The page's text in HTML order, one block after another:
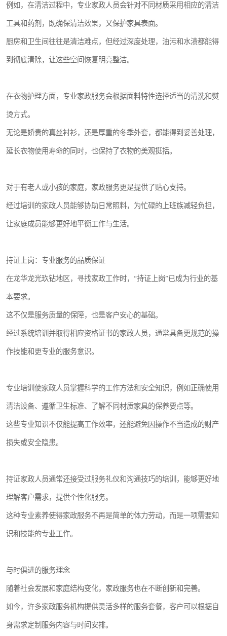
例如，在清洁过程中，专业家政人员会针对不同材质采用相应的清洁
工具和药剂，既确保清洁效果，又保护家具表面。
厨房和卫生间往往是清洁难点，但经过深度处理，油污和水渍都能得
到彻底清除，让这些空间恢复明亮整洁。
在衣物护理方面，专业家政服务会根据面料特性选择适当的清洗和熨
烫方式。
无论是娇贵的真丝衬衫，还是厚重的冬季外套，都能得到妥善处理，
延长衣物使用寿命的同时，也保持了衣物的美观挺括。
对于有老人或小孩的家庭，家政服务更是提供了贴心支持。
经过培训的家政人员能够协助日常照料，为忙碌的上班族减轻负担，
让家庭成员能够更好地平衡工作与生活。
持证上岗：专业服务的品质保证
在龙华龙光玖钻地区，寻找家政工作时，“持证上岗”已成为行业的基
本要求。
这不仅是服务质量的保障，也是客户安心的基础。
经过系统培训并取得相应资格证书的家政人员，通常具备更规范的操
作技能和更专业的服务意识。
专业培训使家政人员掌握科学的工作方法和安全知识，例如正确使用
清洁设备、遵循卫生标准、了解不同材质家具的保养要点等。
这些专业知识不仅能提高工作效率，还能避免因操作不当造成的财产
损失或安全隐患。
持证家政人员通常还接受过服务礼仪和沟通技巧的培训，能够更好地
理解客户需求，提供个性化服务。
这种专业素养使得家政服务不再是简单的体力劳动，而是一项需要知
识和技能的专业工作。
与时俱进的服务理念
随着社会发展和家庭结构变化，家政服务也在不断创新和完善。
如今，许多家政服务机构提供灵活多样的服务套餐，客户可以根据自
身需求定制服务内容与时间安排。